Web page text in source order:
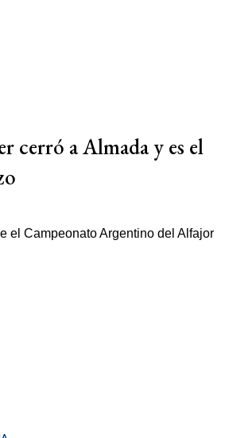
cerró a Almada y es el